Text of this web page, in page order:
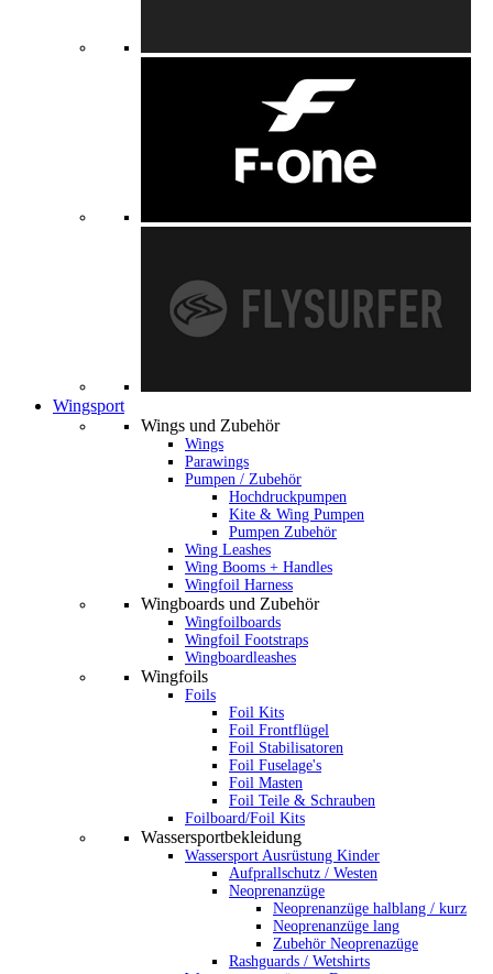
Wingsport
Wings und Zubehör
Wings
Parawings
Pumpen / Zubehör
Hochdruckpumpen
Kite & Wing Pumpen
Pumpen Zubehör
Wing Leashes
Wing Booms + Handles
Wingfoil Harness
Wingboards und Zubehör
Wingfoilboards
Wingfoil Footstraps
Wingboardleashes
Wingfoils
Foils
Foil Kits
Foil Frontflügel
Foil Stabilisatoren
Foil Fuselage's
Foil Masten
Foil Teile & Schrauben
Foilboard/Foil Kits
Wassersportbekleidung
Wassersport Ausrüstung Kinder
Aufprallschutz / Westen
Neoprenanzüge
Neoprenanzüge halblang / kurz
Neoprenanzüge lang
Zubehör Neoprenazüge
Rashguards / Wetshirts